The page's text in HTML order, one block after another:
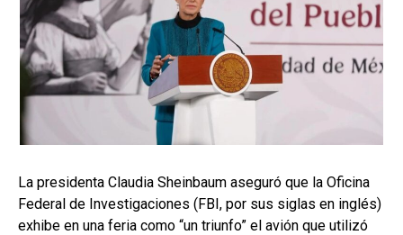
La presidenta Claudia Sheinbaum aseguró que la Oficina
Federal de Investigaciones (FBI, por sus siglas en inglés)
exhibe en una feria como “un triunfo” el avión que utilizó